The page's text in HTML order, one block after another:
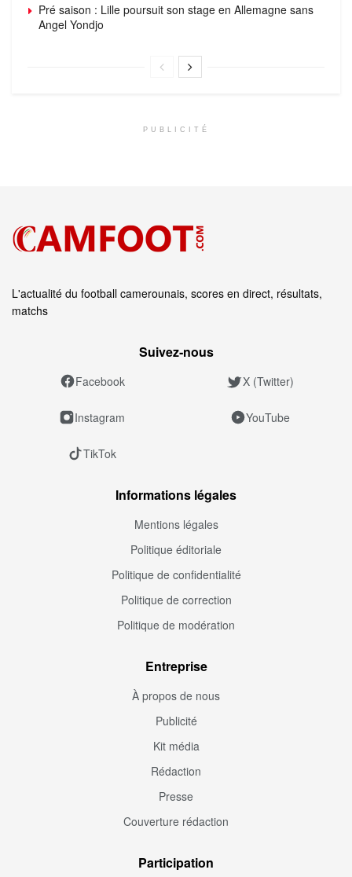
Pré saison : Lille poursuit son stage en Allemagne sans
Angel Yondjo
PUBLICITÉ
L'actualité du football camerounais, scores en direct, résultats,
matchs
Suivez‑nous
Facebook X (Twitter)
Instagram YouTube
TikTok
Informations légales
Mentions légales
Politique éditoriale
Politique de confidentialité
Politique de correction
Politique de modération
Entreprise
À propos de nous
Publicité
Kit média
Rédaction
Presse
Couverture rédaction
Participation